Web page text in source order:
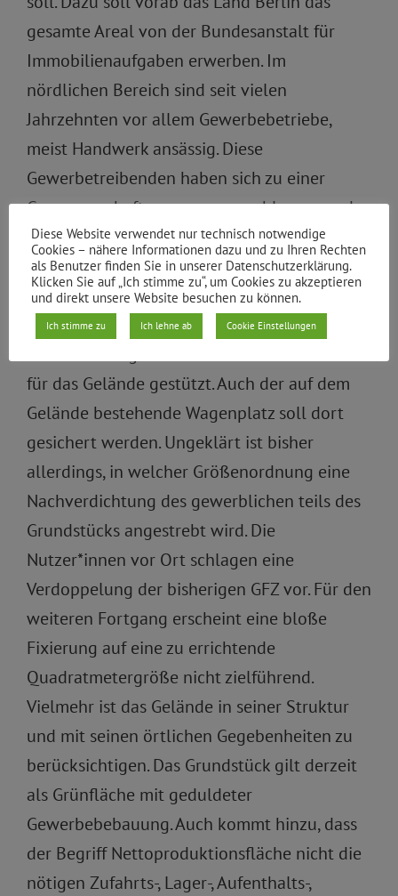
gesamte Areal von der Bundesanstalt für
Immobilienaufgaben erwerben. Im
nördlichen Bereich sind seit vielen
Jahrzehnten vor allem Gewerbebetriebe,
meist Handwerk ansässig. Diese
Gewerbetreibenden haben sich zu einer
Genossenschaft zusammengeschlossen und
wollen den Standort sichern und unter
Beibehaltung der Kreuzberger Mischung
Raum für weiteres verdrängungsbedrohtes
Kleingewerbe schaffen. Dieses Ziel wird auch
für das Gelände gestützt. Auch der auf dem
Gelände bestehende Wagenplatz soll dort
gesichert werden. Ungeklärt ist bisher
allerdings, in welcher Größenordnung eine
Nachverdichtung des gewerblichen teils des
Grundstücks angestrebt wird. Die
Nutzer*innen vor Ort schlagen eine
Verdoppelung der bisherigen GFZ vor. Für den
weiteren Fortgang erscheint eine bloße
Fixierung auf eine zu errichtende
Quadratmetergröße nicht zielführend.
Vielmehr ist das Gelände in seiner Struktur
und mit seinen örtlichen Gegebenheiten zu
berücksichtigen. Das Grundstück gilt derzeit
als Grünfläche mit geduldeter
Gewerbebebauung. Auch kommt hinzu, dass
der Begriff Nettoproduktionsfläche nicht die
nötigen Zufahrts-, Lager-, Aufenthalts-,
Diese Website verwendet nur technisch notwendige
Cookies – nähere Informationen dazu und zu Ihren Rechten
als Benutzer finden Sie in unserer Datenschutzerklärung.
Klicken Sie auf „Ich stimme zu“, um Cookies zu akzeptieren
und direkt unsere Website besuchen zu können.
Ich stimme zu Ich lehne ab Cookie Einstellungen